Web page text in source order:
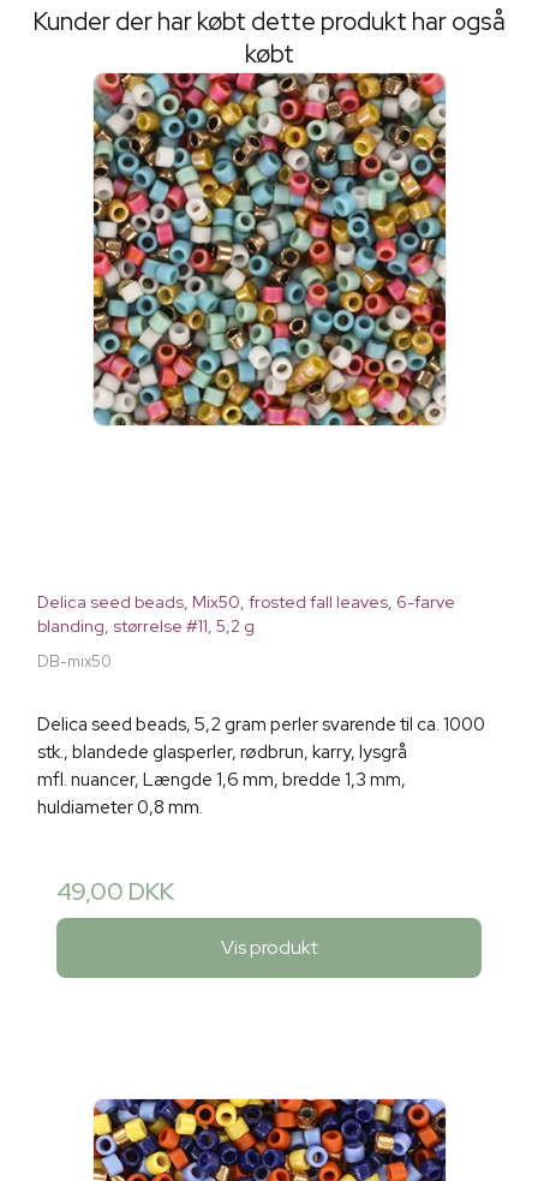
Kunder der har købt dette produkt har også
købt
Delica seed beads, Mix50, frosted fall leaves, 6-farve
blanding, størrelse #11, 5,2 g
DB-mix50
Delica seed beads, 5,2 gram perler svarende til ca. 1000
stk., blandede glasperler, rødbrun, karry, lysgrå
mfl. nuancer, Længde 1,6 mm, bredde 1,3 mm,
huldiameter 0,8 mm.
49,00 DKK
Vis produkt